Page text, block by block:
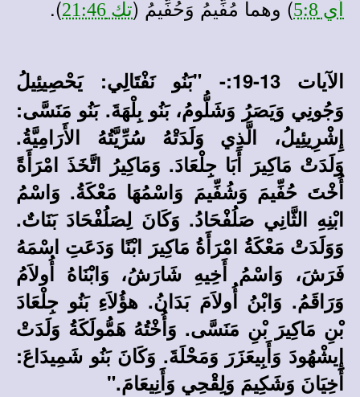
أي 5:8 ) وهما مُفِّيمُ وَحُفِّيمُ (تك 21:46 ).
الآيات 13-19:-
"بَنُو نَفْتَالِي: يَحْصِيئِيلُ
وَجُونِي وَيَصَرُ وَشَلُّومُ، بَنُو بِلْهَةَ. بَنُو مَنَسَّى:
إِشْرِيئِيلُ، الَّذِي وَلَدَتْهُ سُرِّيَّتُهُ الأَرَامِيَّةُ.
وَلَدَتْ مَاكِيرَ أَبَا جِلْعَادَ. وَمَاكِيرُ اتَّخَذَ امْرَأَةً
أُخْتَ حُفِّيمَ وَشُفِّيمَ وَاسْمُهَا مَعْكَةُ. وَاسْمُ
ابْنِهِ الثَّانِي صَلُفْحَادُ. وَكَانَ لِصَلُفْحَادَ بَنَاتٌ.
وَوَلَدَتْ مَعْكَةُ امْرَأَةُ مَاكِيرَ ابْنًا وَدَعَتِ اسْمَهُ
فَرَشَ، وَاسْمُ أَخِيهِ شَارَشُ، وَابْنَاهُ أُولاَمُ
وَرَاقَمُ. وَابْنُ أُولاَمَ بَدَانُ. هؤُلاَءِ بَنُو جِلْعَادَ
بْنِ مَاكِيرَ بْنِ مَنَسَّى. وَأُخْتُهُ هَمُّولَكَةُ وَلَدَتْ
إِيشْهُودَ وَأَبِيعَزَرَ وَمَحْلَةَ. وَكَانَ بَنُو شَمِيدَاعَ:
أَخِيَانَ وَشَكِيمَ وَلِقْحِي وَأَنِيعَامَ."